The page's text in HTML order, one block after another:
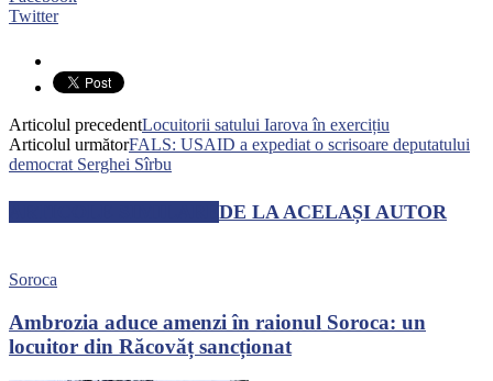
Twitter
Articolul precedentLocuitorii satului Iarova în exercițiu
Articolul următorFALS: USAID a expediat o scrisoare deputatului
democrat Serghei Sîrbu
DE LA ACELAȘI AUTOR
Soroca
Ambrozia aduce amenzi în raionul Soroca: un
locuitor din Răcovăț sancționat